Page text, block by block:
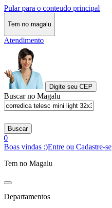
Pular para o conteudo principal
Tem no magalu
Atendimento
Digite seu CEP
Buscar no Magalu
Buscar
0
Boas vindas :)Entre ou Cadastre-se
Tem no Magalu
Departamentos